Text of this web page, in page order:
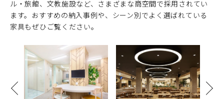
ル・旅館、文教施設など、さまざまな商空間で採用されてい
ます。おすすめの納入事例や、シーン別でよく選ばれている
家具もぜひご覧ください。